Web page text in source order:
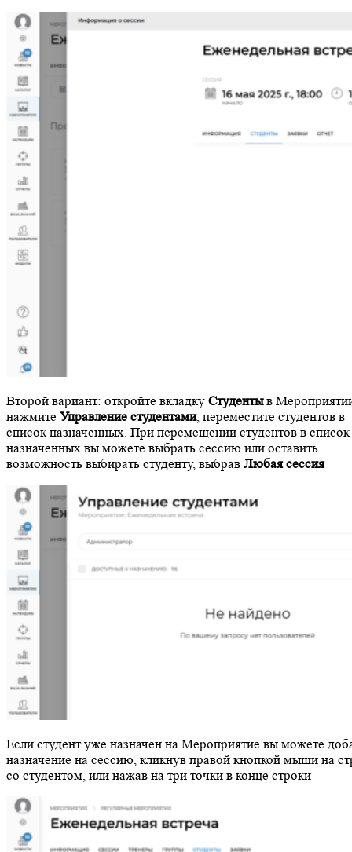
Второй вариант: откройте вкладку Студентыв
нажмите Управление студентами, переместите студентов в
список назначенных. При перемещении студентов в список
назначенных вы можете выбрать сессию или оставить
возможность выбирать студенту, выбрав Любая сессия
Если студент уже назначен на Мероприятие вы можете
назначение на сессию, кликнув правой кнопкой мыши на
со студентом, или нажав на три точки в конце строки